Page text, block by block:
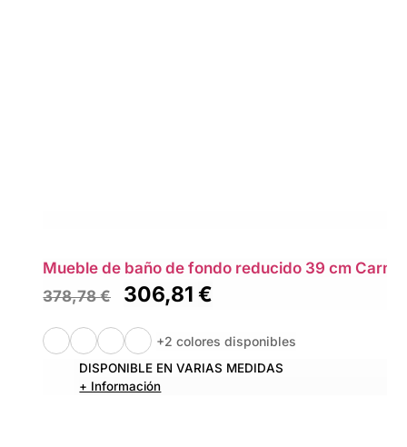
Mueble de baño de fondo reducido 39 cm
378,78€ 306,81€
+2 colores disponibles
DISPONIBLE EN VARIAS MEDIDAS
+ Información